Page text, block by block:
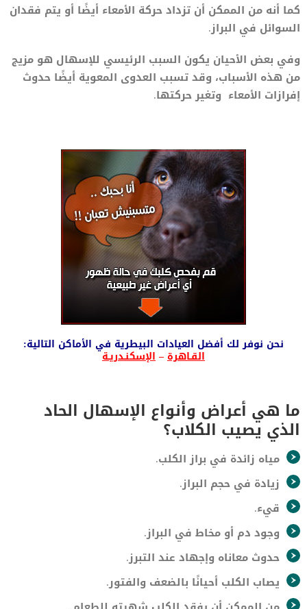
كما أنه من الممكن أن تزداد حركة الأمعاء أيضًا أو يتم فقدان
السوائل في البراز.
وفي بعض الأحيان يكون السبب الرئيسي للإسهال هو مزيج
من هذه الأسباب، وقد تسبب العدوى المعوية أيضًا حدوث
إفرازات الأمعاء وتغير حركتها.
نحن نوفر لك أفضل العيادات البيطرية في الأماكن التالية:
القـاهرة–الإسكنـدريـة
ما هي أعراض وأنواع الإسهال الحاد
الذي يصيب الكلاب؟
مياه زائدة في براز الكلب.
زيادة في حجم البراز.
قيء.
وجود دم أو مخاط في البراز.
حدوث معاناه وإجهاد عند التبرز.
يصاب الكلب أحيانًا بالضعف والفتور.